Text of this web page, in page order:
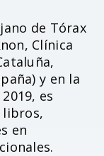
de Tórax
Clínica
y en la
es
en